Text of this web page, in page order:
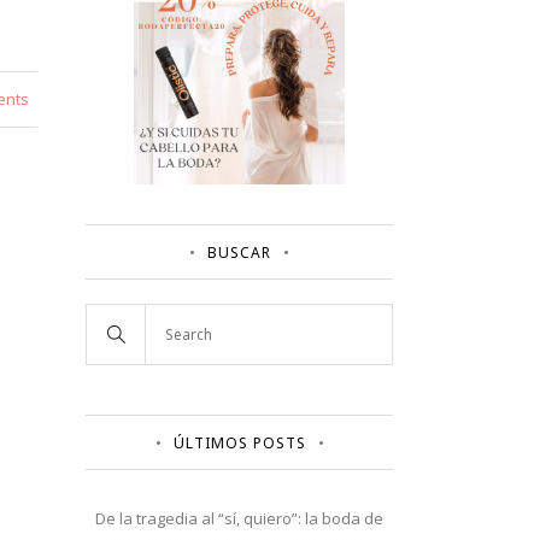
BUSCAR
ÚLTIMOS POSTS
De la tragedia al “sí, quiero”: la boda de